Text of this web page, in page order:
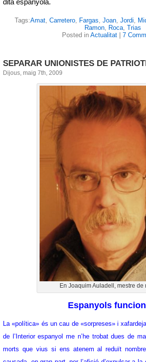
dita espanyola.
Tags:Amat, Carretero, Fargas, Joan, Jordi,
Ramon, Roca, Trias
Posted in Actualitat| 7
SEPARAR UNIONISTES DE
Dijous, maig 7th, 2009
En Joaquim Auladell, mestre de
Espanyols
La «política» és un cau de «sorpreses» i
de l’Interior espanyol me n’he trobat dues de
morts que vius si ens atenem al reduït